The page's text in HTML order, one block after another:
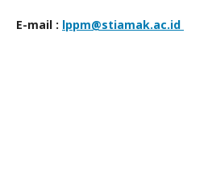
E-mail : lppm@stiamak.ac.id